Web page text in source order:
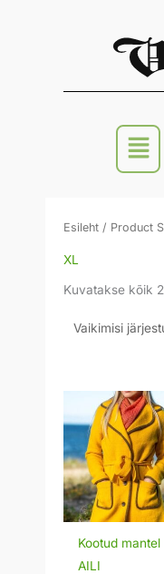
Main
Menu
Esileht / Product
XL
Kuvatakse kõik
Kootud mantel
AILI